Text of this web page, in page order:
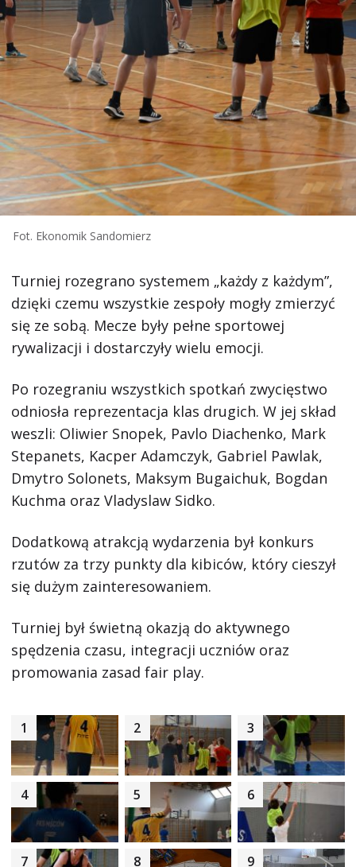
Fot. Ekonomik Sandomierz
Turniej rozegrano systemem „każdy z każdym”,
dzięki czemu wszystkie zespoły mogły zmierzyć
się ze sobą. Mecze były pełne sportowej
rywalizacji i dostarczyły wielu emocji.
Po rozegraniu wszystkich spotkań zwycięstwo
odniosła reprezentacja klas drugich. W jej skład
weszli: Oliwier Snopek, Pavlo Diachenko, Mark
Stepanets, Kacper Adamczyk, Gabriel Pawlak,
Dmytro Solonets, Maksym Bugaichuk, Bogdan
Kuchma oraz Vladyslaw Sidko.
Dodatkową atrakcją wydarzenia był konkurs
rzutów za trzy punkty dla kibiców, który cieszył
się dużym zainteresowaniem.
Turniej był świetną okazją do aktywnego
spędzenia czasu, integracji uczniów oraz
promowania zasad fair play.
1 2 3
4 5 6
7 8 9